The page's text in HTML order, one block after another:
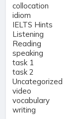
collocation
idiom
IELTS Hints
Listening
Reading
speaking
task 1
task 2
Uncategorized
video
vocabulary
writing